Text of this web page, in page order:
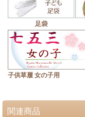
足袋
子供草履 女の子用
関連商品